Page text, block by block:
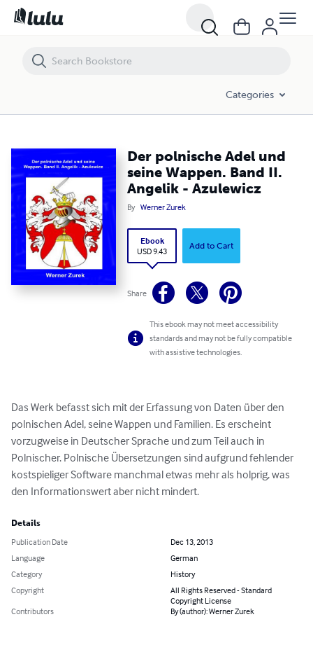
Categories
Der polnische Adel und
seine Wappen. Band II.
Angelik - Azulewicz
By Werner Zurek
Ebook
USD 9.43
Add to Cart
Share
This ebook may not meet accessibility
standards and may not be fully compatible
with assistive technologies.
Das Werk befasst sich mit der Erfassung von Daten über den
polnischen Adel, seine Wappen und Familien. Es erscheint
vorzugweise in Deutscher Sprache und zum Teil auch in
Polnischer. Polnische Übersetzungen sind aufgrund fehlender
kostspieliger Software manchmal etwas mehr als holprig, was
den Informationswert aber nicht mindert.
Details
Publication Date
Dec 13, 2013
Language
German
Category
History
Copyright
All Rights Reserved - Standard
Copyright License
Contributors
By (author): Werner Zurek
Der polnische Adel und seine Wappen. Band II. Angelik - Azulewicz